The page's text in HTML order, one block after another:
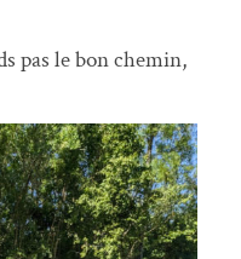
pas le bon chemin,